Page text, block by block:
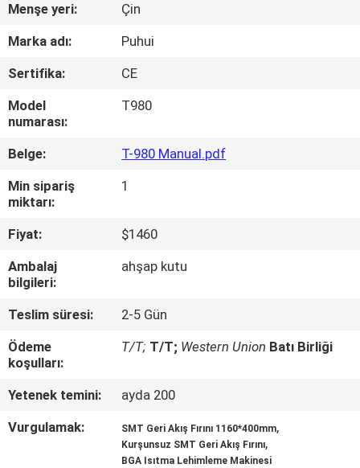
HAKKIMIZDA
FABRIKA
TURU
KALITE
KONTROLÜ
BIZE
ULAŞIN
HABERLER
SHOPPING
ON
LINE
Menşe yeri:
Çin
Marka adı:
Puhui
Sertifika:
CE
Model
numarası:
T980
Belge:
T-980 Manual.pdf
Min sipariş
miktarı:
1
Fiyat:
$1460
Ambalaj
bilgileri:
ahşap kutu
Teslim süresi:
2-5 Gün
Ödeme
koşulları:
T/T; T/T; Western Union Batı Birliği
Yetenek temini:
ayda 200
Vurgulamak:
SMT Geri Akış Fırını 1160*400mm,
Kurşunsuz SMT Geri Akış Fırını,
BGA Isıtma Lehimleme Makinesi